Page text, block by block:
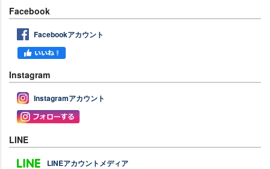
Facebook
Facebookアカウント
Instagram
Instagramアカウント
LINE
LINEアカウントメディア